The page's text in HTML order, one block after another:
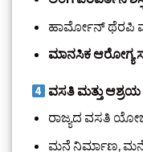
ಹಾರ್ಮೋನ್ ಥೆರಪಿ
ಮಾನಸಿಕ ಆರೋಗ್ಯ
ವಸತಿ ಮತ್ತು ಆಶ್ರಯ
ರಾಜ್ಯದ ವಸತಿ
ಮನೆ ನಿರ್ಮಾಣ, ಮನೆ